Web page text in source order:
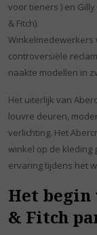
voor tieners ) en
& Fitch).
controversiële
naakte modellen in
Het uiterlijk van
louvre deuren,
verlichting. Het
winkel op de kleding
ervaring tijdens het
Het begin
& Fitch